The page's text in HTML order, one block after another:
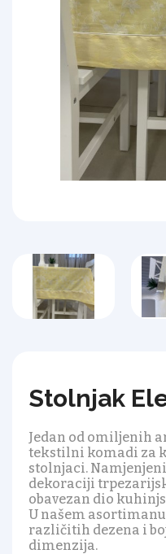
Stolnjak
Jedan od omiljenih
tekstilni komadi za
stolnjaci.
dekoraciji
obavezan dio
U našem
različitih dezena i
dimenzija.